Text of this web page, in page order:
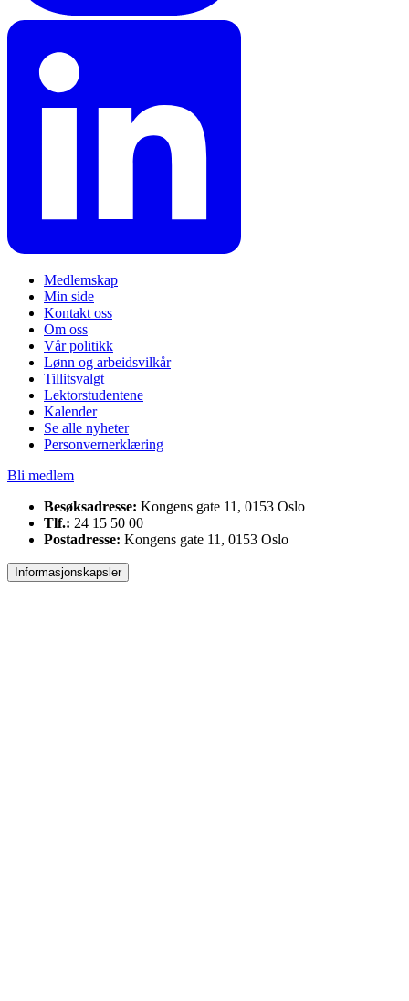
Medlemskap
Min side
Kontakt oss
Om oss
Vår politikk
Lønn og arbeidsvilkår
Tillitsvalgt
Lektorstudentene
Kalender
Se alle nyheter
Personvernerklæring
Bli medlem
Besøksadresse: Kongens gate 11, 0153 Oslo
Tlf.: 24 15 50 00
Postadresse: Kongens gate 11, 0153 Oslo
Informasjonskapsler